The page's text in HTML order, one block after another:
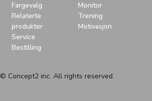
Fargevalg
Relaterte
produkter
Service
Bestilling
Monitor
Trening
Motivasjon
© Concept2 inc. All rights reserved.